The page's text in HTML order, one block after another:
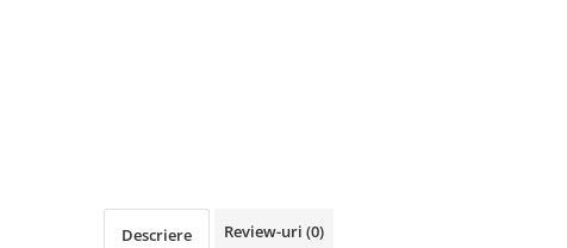
Descriere Review-uri (0)